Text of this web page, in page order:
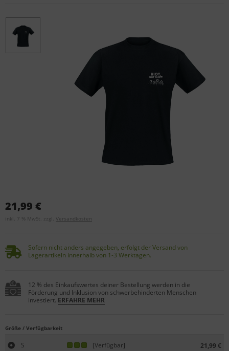
21,99 €
inkl. 7 % MwSt. zzgl. Versandkosten
Sofern nicht anders angegeben, erfolgt der Versand von
Lagerartikeln innerhalb von 1-3 Werktagen.
12 % des Einkaufswertes deiner Bestellung werden in die
Förderung und Inklusion von schwerbehinderten Menschen
investiert. ERFAHRE MEHR
Größe / Verfügbarkeit
S [Verfügbar] 21,99 €